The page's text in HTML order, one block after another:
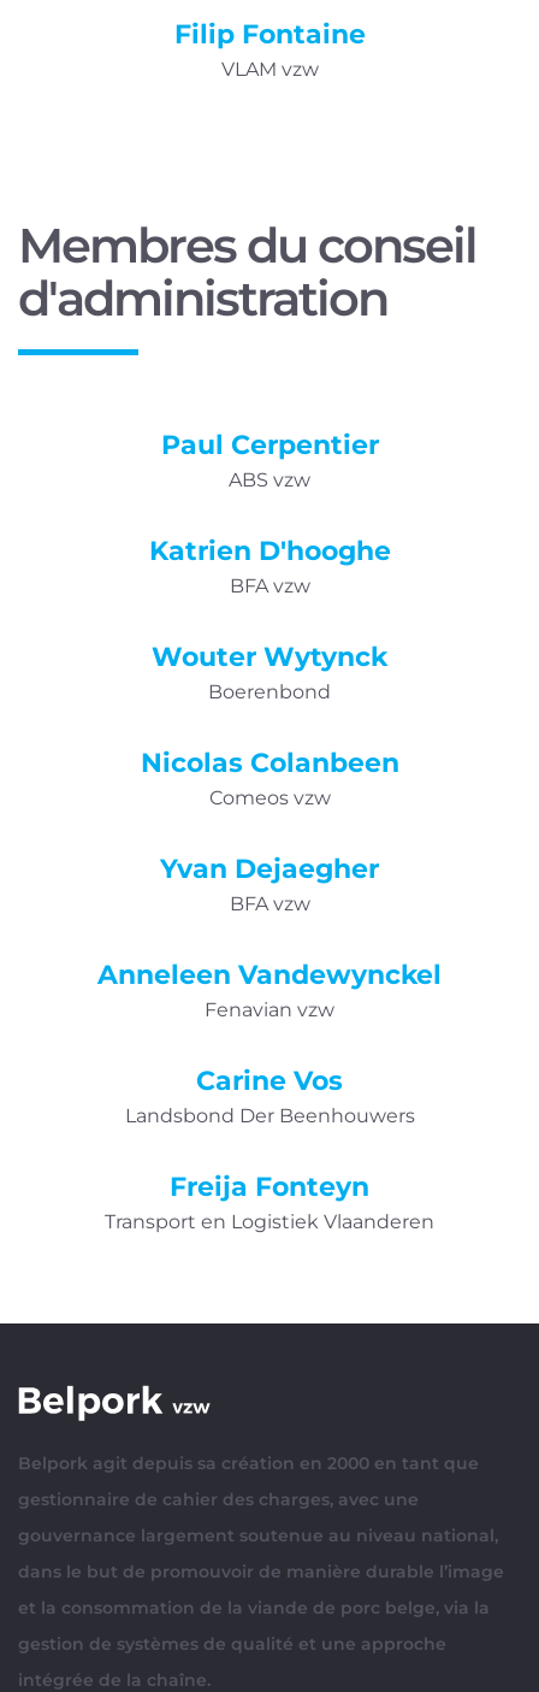
Filip Fontaine
VLAM vzw
Membres du conseil
d'administration
Paul Cerpentier
ABS vzw
Katrien D'hooghe
BFA vzw
Wouter Wytynck
Boerenbond
Nicolas Colanbeen
Comeos vzw
Yvan Dejaegher
BFA vzw
Anneleen Vandewynckel
Fenavian vzw
Carine Vos
Landsbond Der Beenhouwers
Freija Fonteyn
Transport en Logistiek Vlaanderen
Belpork agit depuis sa création en 2000 en tant que
gestionnaire de cahier des charges, avec une
gouvernance largement soutenue au niveau national,
dans le but de promouvoir de manière durable l’image
et la consommation de la viande de porc belge, via la
gestion de systèmes de qualité et une approche
intégrée de la chaîne.